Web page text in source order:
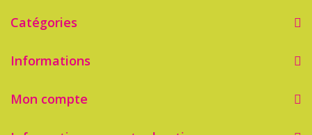
Catégories
Informations
Mon compte